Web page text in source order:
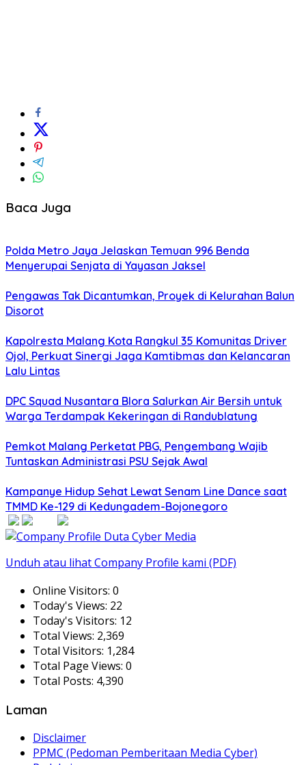
Baca Juga
Polda Metro Jaya Jelaskan Temuan 996 Benda
Menyerupai Senjata di Yayasan Jaksel
Pengawas Tak Dicantumkan, Proyek di Kelurahan Balun
Disorot
Kapolresta Malang Kota Rangkul 35 Komunitas Driver
Ojol, Perkuat Sinergi Jaga Kamtibmas dan Kelancaran
Lalu Lintas
DPC Squad Nusantara Blora Salurkan Air Bersih untuk
Warga Terdampak Kekeringan di Randublatung
Pemkot Malang Perketat PBG, Pengembang Wajib
Tuntaskan Administrasi PSU Sejak Awal
Kampanye Hidup Sehat Lewat Senam Line Dance saat
TMMD Ke-129 di Kedungadem-Bojonegoro
Unduh atau lihat Company Profile kami (PDF)
Online Visitors: 0
Today's Views: 22
Today's Visitors: 12
Total Views: 2,369
Total Visitors: 1,284
Total Page Views: 0
Total Posts: 4,390
Laman
Disclaimer
PPMC (Pedoman Pemberitaan Media Cyber)